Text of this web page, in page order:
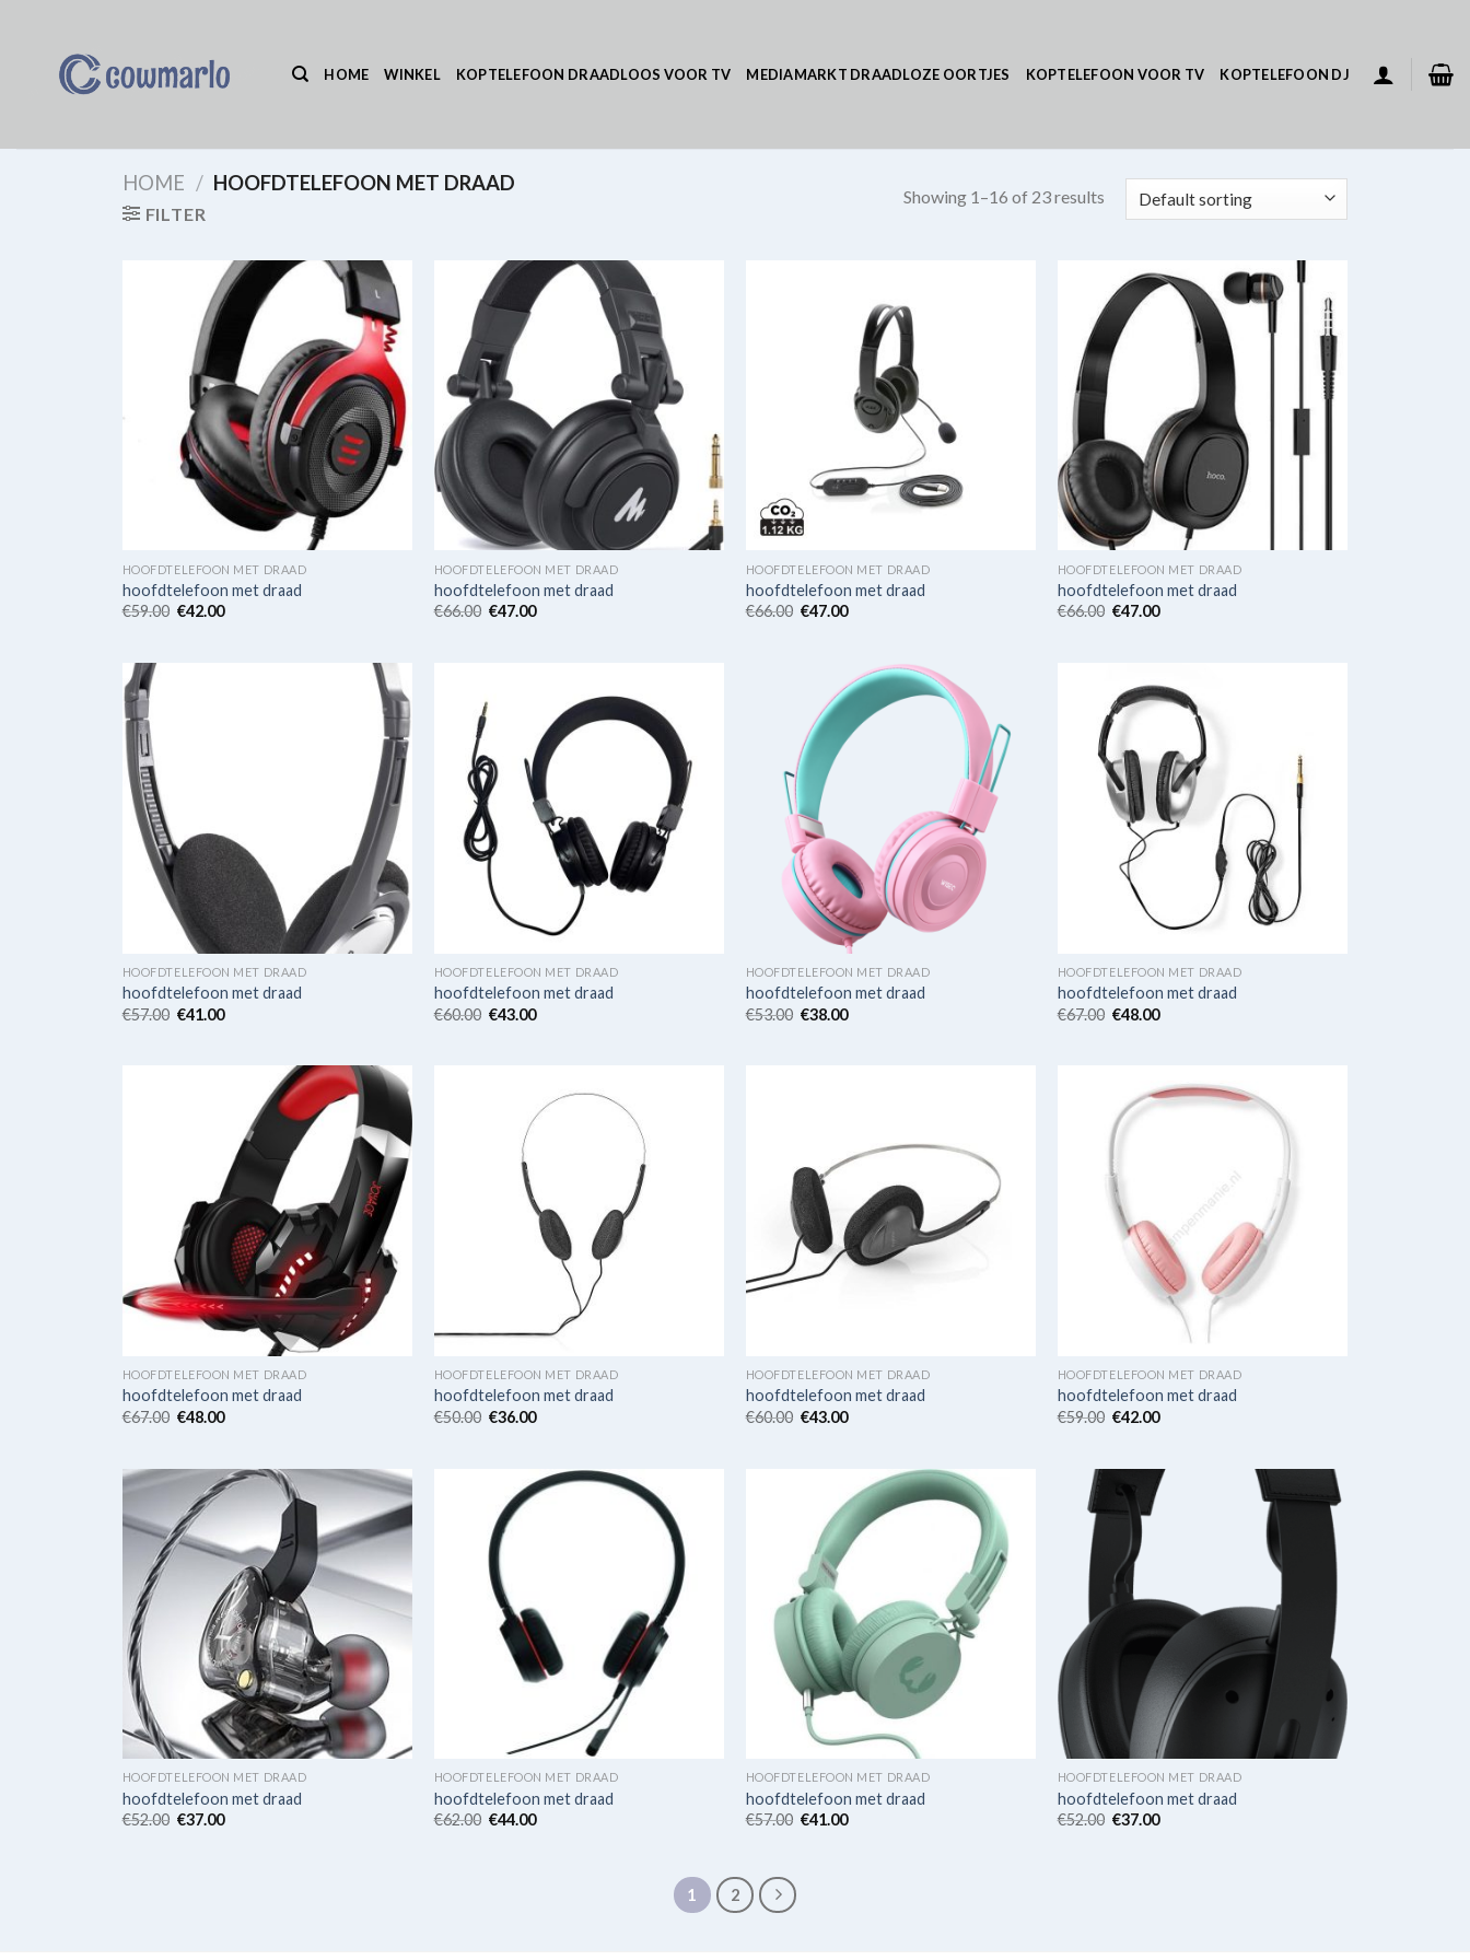
HOME WINKEL KOPTELEFOON DRAADLOOS VOOR TV MEDIAMARKT DRAADLOZE OORTJES KOPTELEFOON VOOR TV KOPTELEFOON DJ
HOME / HOOFDTELEFOON MET DRAAD
FILTER
Showing 1–16 of 23 results
HOOFDTELEFOON MET DRAAD
hoofdtelefoon met draad
€59.00 €42.00
HOOFDTELEFOON MET DRAAD
hoofdtelefoon met draad
€66.00 €47.00
HOOFDTELEFOON MET DRAAD
hoofdtelefoon met draad
€66.00 €47.00
HOOFDTELEFOON MET DRAAD
hoofdtelefoon met draad
€66.00 €47.00
HOOFDTELEFOON MET DRAAD
hoofdtelefoon met draad
€57.00 €41.00
HOOFDTELEFOON MET DRAAD
hoofdtelefoon met draad
€60.00 €43.00
HOOFDTELEFOON MET DRAAD
hoofdtelefoon met draad
€53.00 €38.00
HOOFDTELEFOON MET DRAAD
hoofdtelefoon met draad
€67.00 €48.00
HOOFDTELEFOON MET DRAAD
hoofdtelefoon met draad
€67.00 €48.00
HOOFDTELEFOON MET DRAAD
hoofdtelefoon met draad
€50.00 €36.00
HOOFDTELEFOON MET DRAAD
hoofdtelefoon met draad
€60.00 €43.00
HOOFDTELEFOON MET DRAAD
hoofdtelefoon met draad
€59.00 €42.00
HOOFDTELEFOON MET DRAAD
hoofdtelefoon met draad
€52.00 €37.00
HOOFDTELEFOON MET DRAAD
hoofdtelefoon met draad
€62.00 €44.00
HOOFDTELEFOON MET DRAAD
hoofdtelefoon met draad
€57.00 €41.00
HOOFDTELEFOON MET DRAAD
hoofdtelefoon met draad
€52.00 €37.00
1 2